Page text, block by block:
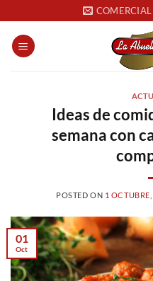
al
contenido
COMERCIAL
Ideas de
semana con
POSTED ON 1
01
Oct